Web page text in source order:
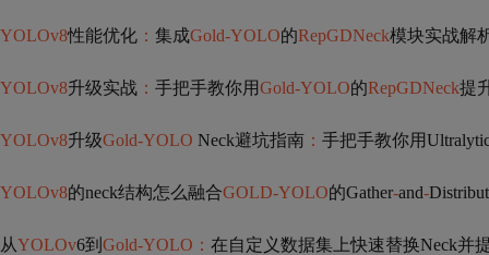
YOLOv8性能优化 ： 集成Gold-YOLO的RepGDNeck模块实战解
YOLOv8升级实战 ： 手把手教你用Gold-YOLO的RepGDNeck提
YOLOv8升级Gold-YOLO Neck避坑指南 ： 手把手教你用
YOLOv8的neck结构怎么融合GOLD-YOLO的Gather-and-
从YOLOv6到 Gold-YOLO： 在自定义数据集上快速替换Neck并